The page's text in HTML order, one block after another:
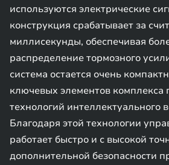
используются электрические
конструкция срабатывает за
миллисекунды, обеспечивая
распределение тормозного
система остается очень
ключевых элементов комплекса
технологий интеллектуального
Благодаря этой технологии
работает быстро и с высокой
дополнительной безопасности